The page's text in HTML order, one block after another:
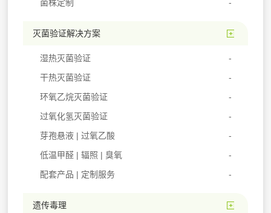
菌株定制
灭菌验证解决方案
湿热灭菌验证
干热灭菌验证
环氧乙烷灭菌验证
过氧化氢灭菌验证
芽孢悬液 | 过氧乙酸
低温甲醛 | 辐照 | 臭氧
配套产品 | 定制服务
遗传毒理